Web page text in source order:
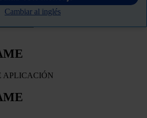
Cambiar al inglés
APLICACIÓN